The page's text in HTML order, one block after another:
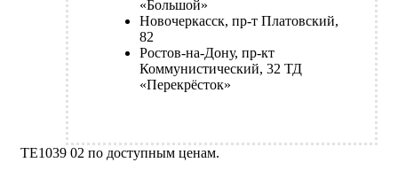
«Большой»
Новочеркасск, пр-т Платовский,
82
Ростов-на-Дону, пр-кт
Коммунистический, 32 ТД
«Перекрёсток»
TE1039 02 по доступным ценам.